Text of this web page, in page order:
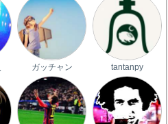
ガッチャン tantanpy